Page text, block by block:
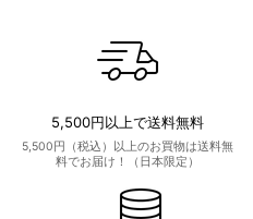
5,500円以上で送料無料
5,500円（税込）以上のお買物は送料無
料でお届け！（日本限定）